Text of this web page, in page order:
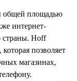
общей площадью
интернет-
страны. Hoff
позволяет
магазинах,